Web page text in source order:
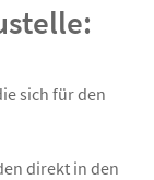
sich für den
direkt in den